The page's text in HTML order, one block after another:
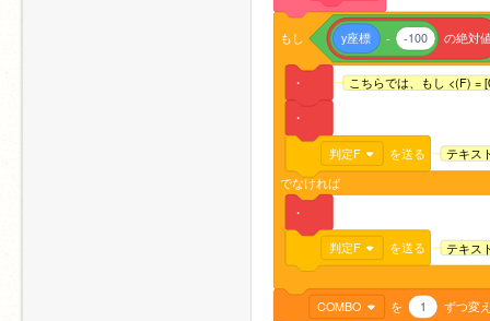
もし y座標 - -100 の絶対
・ こちらでは、もし <(F)
・
判定F を送る
テキス
でなければ
・
判定F を送る テキス
COMBO を 1 ずつ変